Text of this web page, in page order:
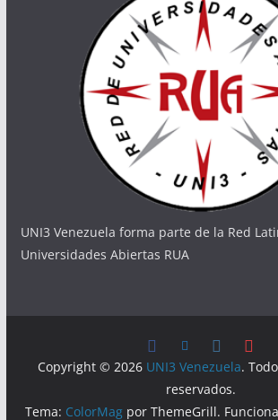
UNI3 Venezuela forma parte de la Red
Universidades Abiertas RUA
Copyright © 2026 UNI3 Venezuela.
reservados.
Tema: ColorMag por ThemeGrill.